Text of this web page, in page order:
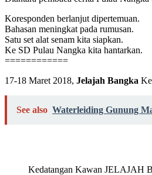
Koresponden berlanjut dipertemuan.
Bahasan meningkat pada rumusan.
Satu set alat senam kita siapkan.
Ke SD Pulau Nangka kita hantarkan.
============
17-18 Maret 2018, Jelajah Bangka
See also Waterleiding Gunung
Kedatangan Kawan JELAJAH